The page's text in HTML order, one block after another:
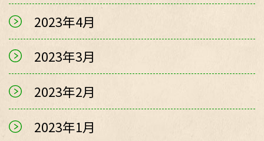
2023年4月
2023年3月
2023年2月
2023年1月